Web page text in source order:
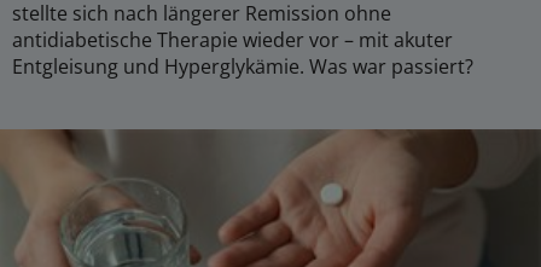
stellte sich nach längerer Remission ohne
antidiabetische Therapie wieder vor – mit akuter
Entgleisung und Hyperglykämie. Was war passiert?